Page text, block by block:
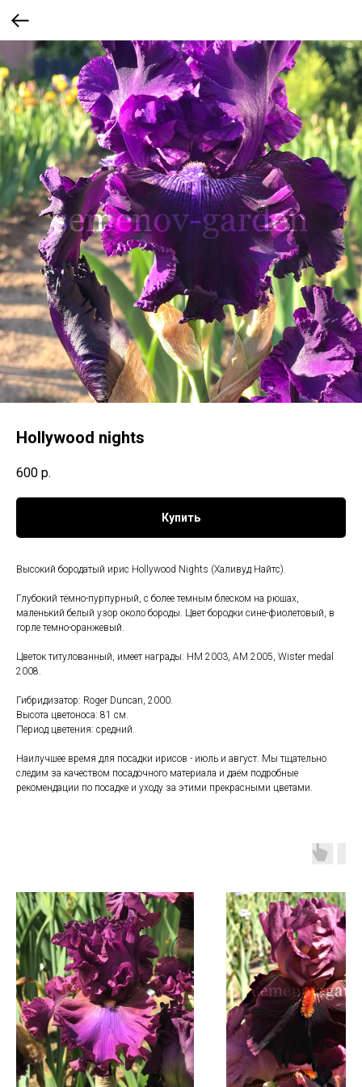
Hollywood nights
600 р.
Купить
Высокий бородатый ирис Hollywood Nights (Халивуд Найтс).
Глубокий тёмно-пурпурный, с более темным блеском на рюшах,
маленький белый узор около бороды. Цвет бородки сине-фиолетовый, в
горле темно-оранжевый.
Цветок титулованный, имеет награды: HM 2003, AM 2005, Wister medal
2008.
Гибридизатор: Roger Duncan, 2000.
Высота цветоноса: 81 см.
Период цветения: средний.
Наилучшее время для посадки ирисов - июль и август. Мы тщательно
следим за качеством посадочного материала и даём подробные
рекомендации по посадке и уходу за этими прекрасными цветами.